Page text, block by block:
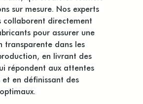
sur mesure. Nos experts
collaborent directement
pour assurer une
transparente dans les
en livrant des
répondent aux attentes
et en définissant des